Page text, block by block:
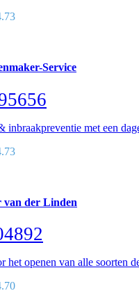
Service
inbraakpreventie met een
van der Linden
het openen van alle soorten